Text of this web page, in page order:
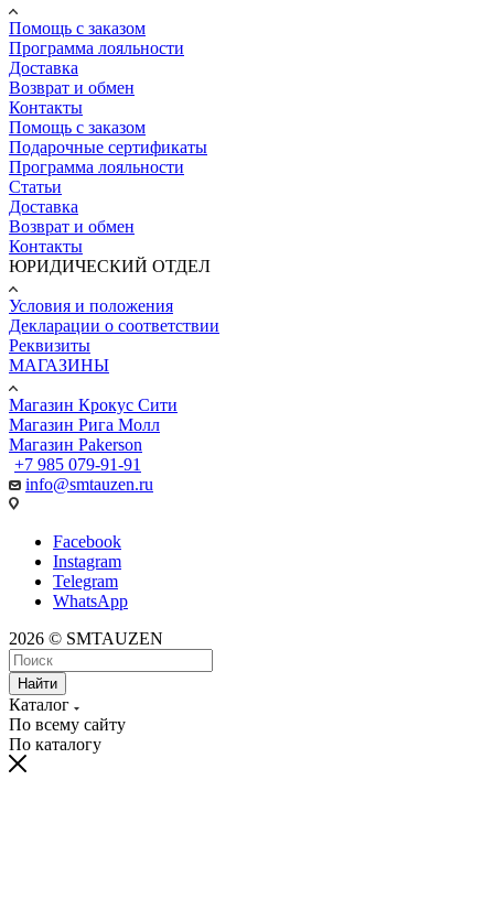
Помощь с заказом
Программа лояльности
Доставка
Возврат и обмен
Контакты
Помощь с заказом
Подарочные сертификаты
Программа лояльности
Статьи
Доставка
Возврат и обмен
Контакты
ЮРИДИЧЕСКИЙ ОТДЕЛ
Условия и положения
Декларации о соответствии
Реквизиты
МАГАЗИНЫ
Магазин Крокус Сити
Магазин Рига Молл
Магазин Pakerson
+7 985 079-91-91
info@smtauzen.ru
Facebook
Instagram
Telegram
WhatsApp
2026 © SMTAUZEN
Найти
Каталог
По всему сайту
По каталогу